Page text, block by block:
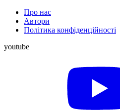
Про нас
Автори
Політика конфіденційності
youtube